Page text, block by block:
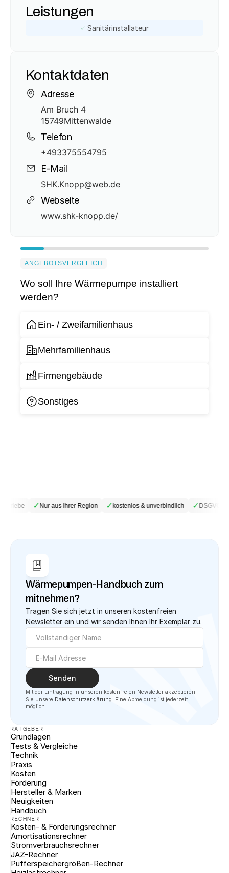
Leistungen
Sanitärinstallateur
Kontaktdaten
Adresse
Am Bruch 4
15749Mittenwalde
Telefon
+493375554795
E-Mail
SHK.Knopp@web.de
Webseite
www.shk-knopp.de/
ANGEBOTSVERGLEICH
Wo soll Ihre Wärmepumpe installiert
werden?
Ein- / Zweifamilienhaus
Mehrfamilienhaus
Firmengebäude
Sonstiges
✓Nur aus Ihrer Region ✓kostenlos & unverbindlich ✓DSGVO-
Wärmepumpen-Handbuch zum
mitnehmen?
Tragen Sie sich jetzt in unseren kostenfreien
Newsletter ein und wir senden Ihnen Ihr Exemplar zu.
Senden
Mit der Eintragung in unseren kostenfreien Newsletter akzeptieren
SIe unsere Datenschutzerklärung . Eine Abmeldung ist jederzeit
möglich.
RATGEBER
Grundlagen
Tests & Vergleiche
Technik
Praxis
Kosten
Förderung
Hersteller & Marken
Neuigkeiten
Handbuch
RECHNER
Kosten- & Förderungsrechner
Amortisationsrechner
Stromverbrauchsrechner
JAZ-Rechner
Pufferspeichergrößen-Rechner